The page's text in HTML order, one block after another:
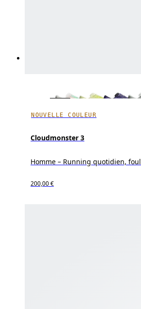
NOUVELLE COULEUR
Cloudmonster 3
Homme – Running quotidien,
200,00 €